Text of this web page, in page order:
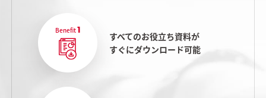
Benefit1
すべてのお役立ち資料が
すぐにダウンロード可能